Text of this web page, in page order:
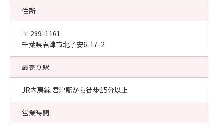
住所
〒 299-1161
千葉県君津市北子安6-17-2
最寄り駅
JR内房線 君津駅から徒歩15分以上
営業時間